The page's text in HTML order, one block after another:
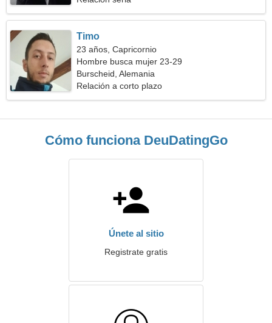
Timo
23 años, Capricornio
Hombre busca mujer 23-29
Burscheid, Alemania
Relación a corto plazo
Cómo funciona DeuDatingGo
Únete al sitio
Registrate gratis